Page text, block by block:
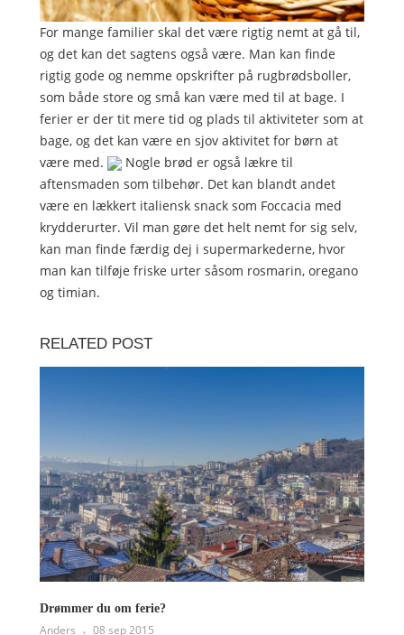
For mange familier skal det være rigtig nemt at gå til,
og det kan det sagtens også være. Man kan finde
rigtig gode og nemme opskrifter på rugbrødsboller,
som både store og små kan være med til at bage. I
ferier er der tit mere tid og plads til aktiviteter som at
bage, og det kan være en sjov aktivitet for børn at
være med.
Nogle brød er også lækre til
aftensmaden som tilbehør. Det kan blandt andet
være en lækkert italiensk snack som Foccacia med
krydderurter. Vil man gøre det helt nemt for sig selv,
kan man finde færdig dej i supermarkederne, hvor
man kan tilføje friske urter såsom rosmarin, oregano
og timian.
RELATED POST
Drømmer du om ferie?
Anders 08 sep 2015